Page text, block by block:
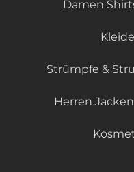
Damen
Strümpfe &
Herren